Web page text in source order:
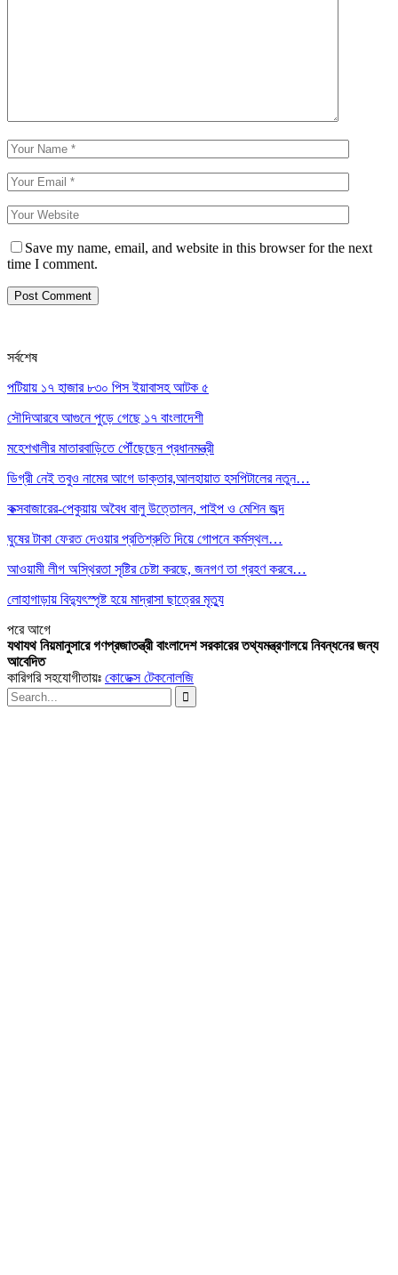
Save my name, email, and website in this browser for the next
time I comment.
সর্বশেষ
পটিয়ায় ১৭ হাজার ৮৩০ পিস ইয়াবাসহ আটক ৫
সৌদিআরবে আগুনে পুড়ে গেছে ১৭ বাংলাদেশী
মহেশখালীর মাতারবাড়িতে পৌঁছেছেন প্রধানমন্ত্রী
ডিগ্রী নেই তবুও নামের আগে ডাক্তার,আলহায়াত হসপিটালের নতুন…
কক্সবাজারের-পেকুয়ায় অবৈধ বালু উত্তোলন, পাইপ ও মেশিন জব্দ
ঘুষের টাকা ফেরত দেওয়ার প্রতিশ্রুতি দিয়ে গোপনে কর্মস্থল…
আওয়ামী লীগ অস্থিরতা সৃষ্টির চেষ্টা করছে, জনগণ তা গ্রহণ করবে…
লোহাগাড়ায় বিদ্যুৎস্পৃষ্ট হয়ে মাদ্রাসা ছাত্রের মৃত্যু
পরেআগে
যথাযথ নিয়মানুসারে গণপ্রজাতন্ত্রী বাংলাদেশ সরকারের তথ্যমন্ত্রণালয়ে নিবন্ধনের জন্য
আবেদিত
কারিগরি সহযোগীতায়ঃ কোডেক্স টেকনোলজি